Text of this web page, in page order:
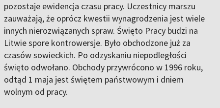
pozostaje ewidencja czasu pracy. Uczestnicy marszu
zauważają, że oprócz kwestii wynagrodzenia jest wiele
innych nierozwiązanych spraw. Święto Pracy budzi na
Litwie spore kontrowersje. Było obchodzone już za
czasów sowieckich. Po odzyskaniu niepodległości
święto odwołano. Obchody przywrócono w 1996 roku,
odtąd 1 maja jest świętem państwowym i dniem
wolnym od pracy.